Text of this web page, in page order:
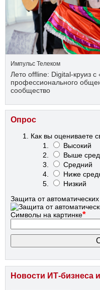
Импульс Телеком
Лето offline: Digital-круиз
профессионального
сообщество
Опрос
Как вы оцениваете
Высокий
Выше
Средний
Ниже
Низкий
Защита от
Символы на картинке*
Новости ИТ-бизнеса